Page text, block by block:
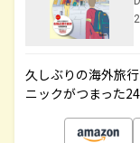
久しぶりの海外旅
ニックがつまった